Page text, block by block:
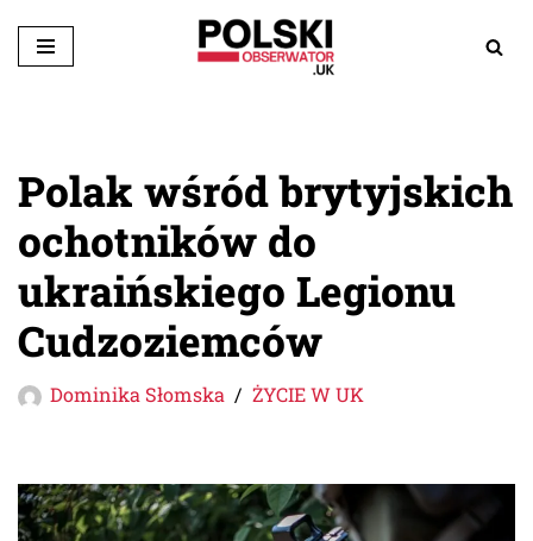
Przejdź
Polak wśród brytyjskich
ochotników do
ukraińskiego Legionu
Cudzoziemców
Dominika Słomska ŻYCIE W UK